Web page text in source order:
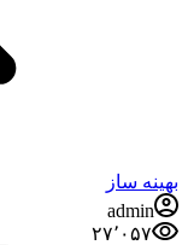
بهینه ساز
admin
۲۷٬۰۵۷